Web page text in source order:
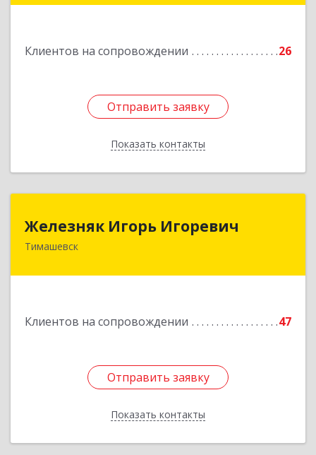
Клиентов на сопровождении 26
Отправить заявку
Показать контакты
Отправить заявку
Назад
Железняк Игорь Игоревич
Тимашевск
Клиентов на сопровождении 47
Отправить заявку
Показать контакты
352700, Краснодарский край, Тимашевский р-н,
Отправить заявку
Назад